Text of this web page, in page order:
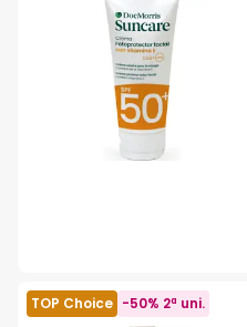
TOP Choice -50% 2ª uni.